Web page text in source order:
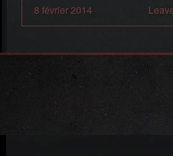
8 février 2014